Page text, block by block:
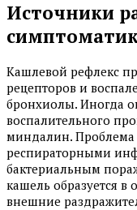
Источники
Кашлевой рефлекс
рецепторов и
бронхиолы. Иногда
воспалительного
миндалин. Проблема
респираторными
бактериальным
кашель образуется в
внешние